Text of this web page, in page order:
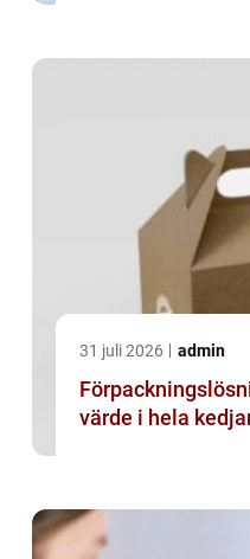
31 juli 2026 admin
värde i hela